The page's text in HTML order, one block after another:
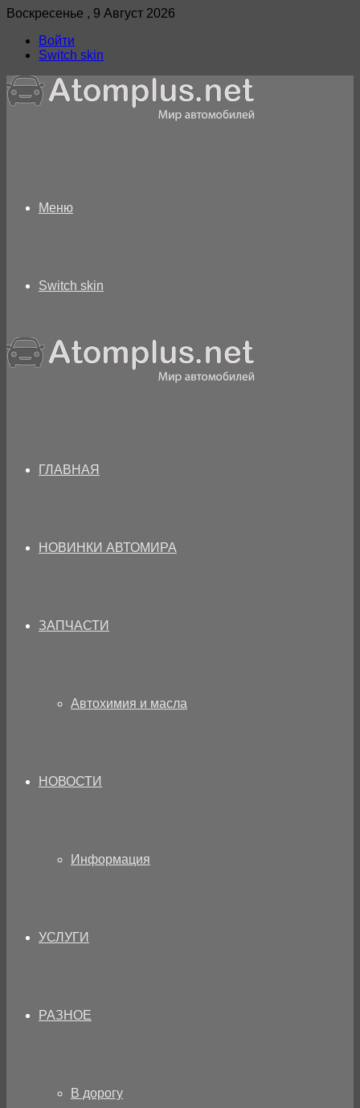
Воскресенье , 9 Август 2026
Войти
Switch skin
Меню
Switch skin
ГЛАВНАЯ
НОВИНКИ АВТОМИРА
ЗАПЧАСТИ
Автохимия и масла
НОВОСТИ
Информация
УСЛУГИ
РАЗНОЕ
В дорогу